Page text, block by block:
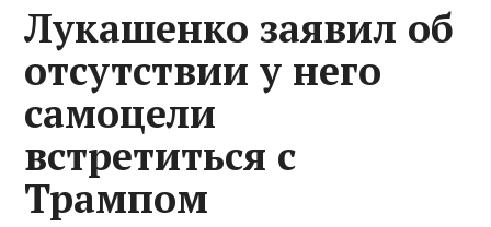
Лукашенко заявил об
отсутствии у него
самоцели
встретиться с
Трампом